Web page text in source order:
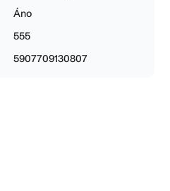
Áno
555
5907709130807